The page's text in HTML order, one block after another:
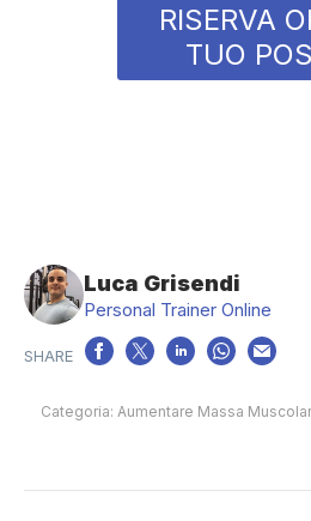
RISERVA
TUO
Luca Grisendi
Personal Trainer Online
Categoria: Aumentare Massa